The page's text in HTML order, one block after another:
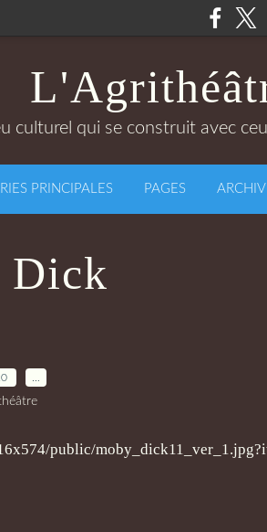
culturel qui se construit avec
PRINCIPALES PAGES
Dick